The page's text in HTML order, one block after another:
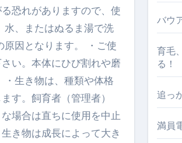
ナ #ダイエット #筋トレ #美容 #健康 #
ロテイン #痩せる
めて”安心スタート
そぎ防ぐ！素材別おすすめ・選び方・
・調温・吸湿発熱…あなたの寝室に最適
まで徹底分類！室内で“足腰と体幹”を育
恐れがありますので、使
水、またはぬるま湯で洗
因となります。 ・ご使
い。本体にひび割れや磨
生き物は、種類や体格
す。飼育者（管理者）
場合は直ちに使用を中止
き物は成長によって大き
バウ
育毛
る！
追っ
満員